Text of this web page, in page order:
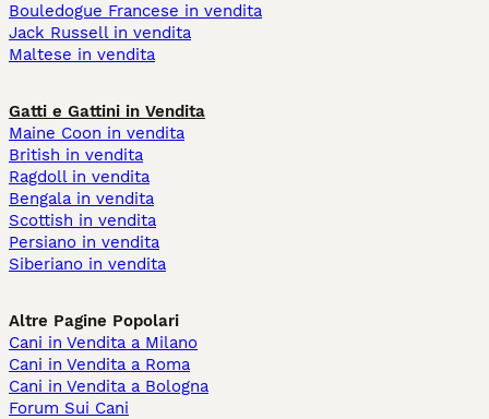
Bouledogue Francese in vendita
Jack Russell in vendita
Maltese in vendita
Gatti e Gattini in Vendita
Maine Coon in vendita
British in vendita
Ragdoll in vendita
Bengala in vendita
Scottish in vendita
Persiano in vendita
Siberiano in vendita
Altre Pagine Popolari
Cani in Vendita a Milano
Cani in Vendita a Roma
Cani in Vendita a Bologna
Forum Sui Cani